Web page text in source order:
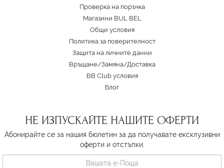
Проверка на поръчка
Магазини BUL BEL
Oбщи условия
Политика за поверителност
Защита на личните данни
Връщане/Замяна/Доставка
BB Club условия
Блог
НЕ ИЗПУСКАЙТЕ НАШИТЕ ОФЕРТИ
Абонирайте се за нашия бюлетин за да получавате ексклузивни
оферти и отстъпки.